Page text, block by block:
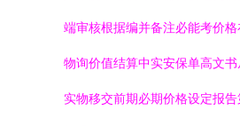
端审核根据编并备注必能考价
物询价值结算中实安保单高文
实物移交前期必期价格设定报